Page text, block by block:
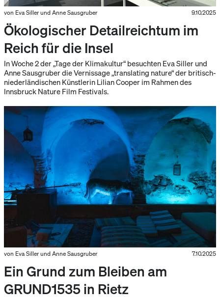
von Eva Siller und Anne Sausgruber 9.10.2025
Ökologischer Detailreichtum im
Reich für die Insel
In Woche 2 der „Tage der Klimakultur“ besuchten Eva Siller und
Anne Sausgruber die Vernissage „translating nature“ der britisch-
niederländischen Künstlerin Lilian Cooper im Rahmen des
Innsbruck Nature Film Festivals.
von Eva Siller und Anne Sausgruber 7.10.2025
Ein Grund zum Bleiben am
GRUND1535 in Rietz